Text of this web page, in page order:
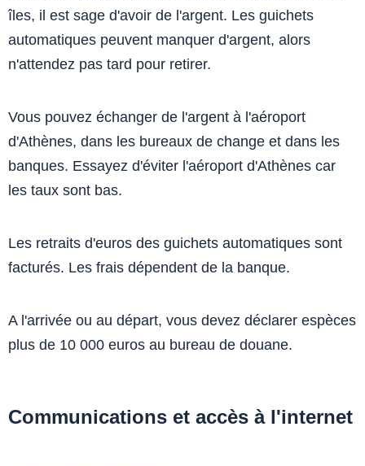
îles, il est sage d'avoir de l'argent. Les guichets
automatiques peuvent manquer d'argent, alors
n'attendez pas tard pour retirer.
Vous pouvez échanger de l'argent à l'aéroport
d'Athènes, dans les bureaux de change et dans les
banques. Essayez d'éviter l'aéroport d'Athènes car
les taux sont bas.
Les retraits d'euros des guichets automatiques sont
facturés. Les frais dépendent de la banque.
A l'arrivée ou au départ, vous devez déclarer espèces
plus de 10 000 euros au bureau de douane.
Communications et accès à l'internet